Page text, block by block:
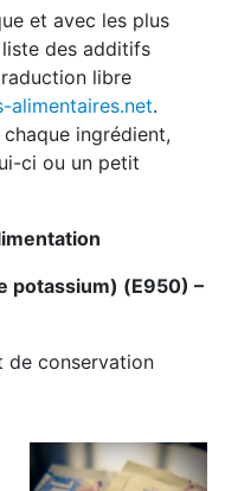
et avec les plus
des additifs
libre
alimentaires.net.
ingrédient,
ci ou un petit
potassium) (E950) –
de conservation